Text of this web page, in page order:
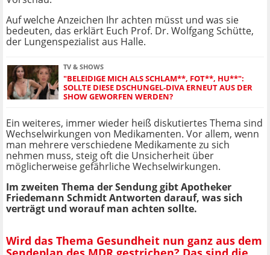
Auf welche Anzeichen Ihr achten müsst und was sie
bedeuten, das erklärt Euch Prof. Dr. Wolfgang Schütte,
der Lungenspezialist aus Halle.
TV & SHOWS
"BELEIDIGE MICH ALS SCHLAM**, FOT**, HU**":
SOLLTE DIESE DSCHUNGEL-DIVA ERNEUT AUS DER
SHOW GEWORFEN WERDEN?
Ein weiteres, immer wieder heiß diskutiertes Thema sind
Wechselwirkungen von Medikamenten. Vor allem, wenn
man mehrere verschiedene Medikamente zu sich
nehmen muss, steig oft die Unsicherheit über
möglicherweise gefährliche Wechselwirkungen.
Im zweiten Thema der Sendung gibt Apotheker
Friedemann Schmidt Antworten darauf, was sich
verträgt und worauf man achten sollte.
Wird das Thema Gesundheit nun ganz aus dem